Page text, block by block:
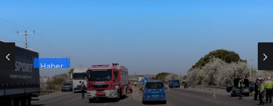
Haber
Ayvalık’ta Zincirleme Kaza: 4 Yaralı